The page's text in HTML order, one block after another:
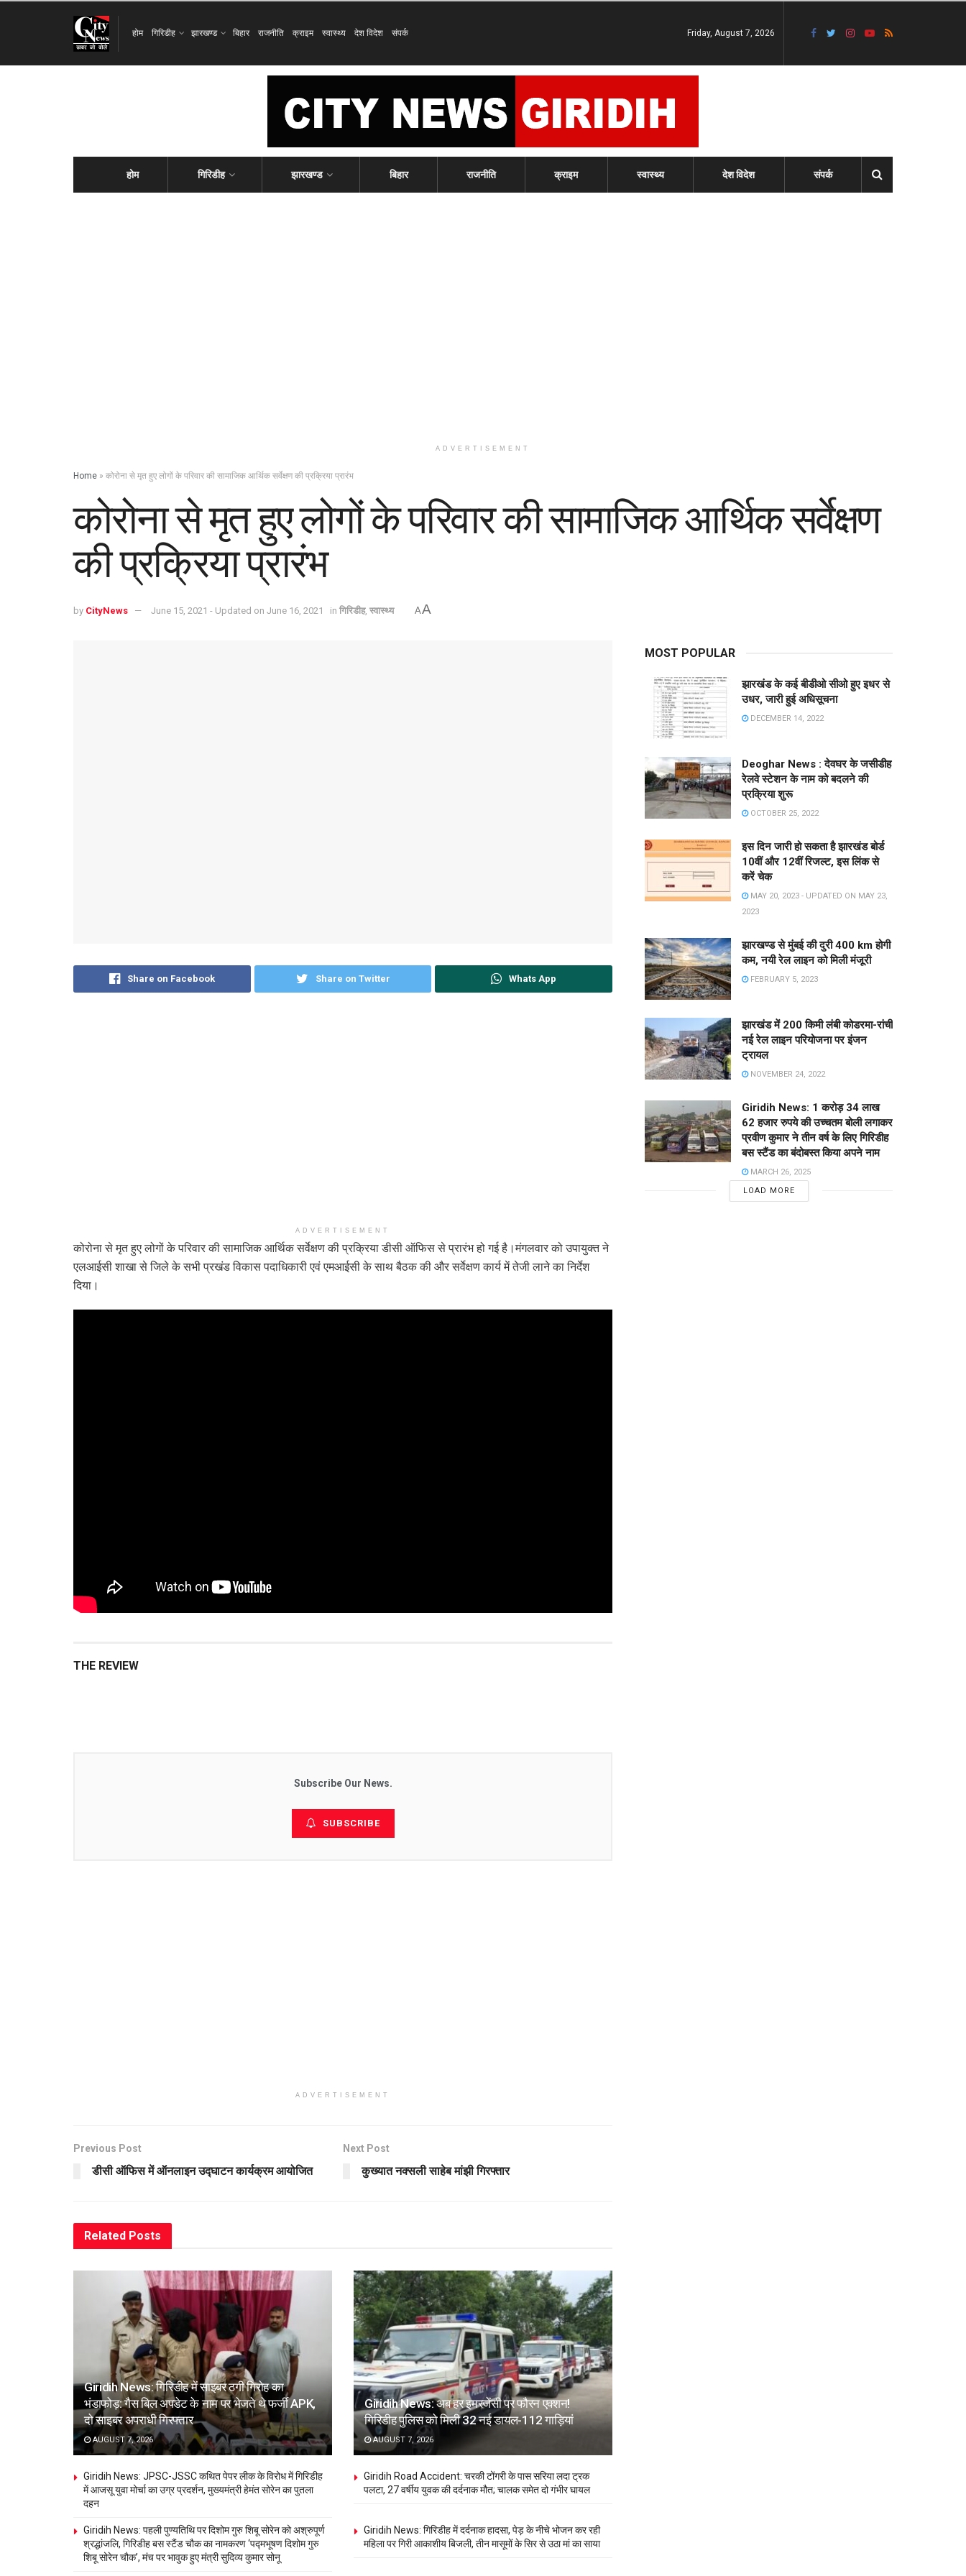
होम गिरिडीह झारखण्ड बिहार राजनीति क्राइम स्वास्थ्य देश विदेश संपर्क Friday, August 7, 2026
होम गिरिडीह झारखण्ड बिहार राजनीति क्राइम स्वास्थ्य देश विदेश संपर्क
ADVERTISEMENT
Home » कोरोना से मृत हुए लोगों के परिवार की सामाजिक आर्थिक सर्वेक्षण की प्रक्रिया प्रारंभ
कोरोना से मृत हुए लोगों के परिवार की सामाजिक आर्थिक सर्वेक्षण
की प्रक्रिया प्रारंभ
by CityNews June 15, 2021 - Updated on June 16, 2021 in गिरिडीह, स्वास्थ्य AA
Share on Facebook Share on Twitter Whats App
ADVERTISEMENT
कोरोना से मृत हुए लोगों के परिवार की सामाजिक आर्थिक सर्वेक्षण की प्रक्रिया डीसी ऑफिस से प्रारंभ हो गई है।मंगलवार को उपायुक्त ने
एलआईसी शाखा से जिले के सभी प्रखंड विकास पदाधिकारी एवं एमआईसी के साथ बैठक की और सर्वेक्षण कार्य में तेजी लाने का निर्देश
दिया।
THE REVIEW
Subscribe Our News.
SUBSCRIBE
ADVERTISEMENT
Previous Post
डीसी ऑफिस में ऑनलाइन उद्घाटन कार्यक्रम आयोजित
Next Post
कुख्यात नक्सली साहेब मांझी गिरफ्तार
Related Posts
Giridih News: गिरिडीह में साइबर ठगी गिरोह का
भंडाफोड़: गैस बिल अपडेट के नाम पर भेजते थे फर्जी APK,
दो साइबर अपराधी गिरफ्तार
AUGUST 7, 2026
Giridih News: अब हर इमरजेंसी पर फौरन एक्शन!
गिरिडीह पुलिस को मिली 32 नई डायल-112 गाड़ियां
AUGUST 7, 2026
Giridih News: JPSC-JSSC कथित पेपर लीक के विरोध में गिरिडीह
में आजसू युवा मोर्चा का उग्र प्रदर्शन, मुख्यमंत्री हेमंत सोरेन का पुतला
दहन
Giridih Road Accident: चरकी टोंगरी के पास सरिया लदा ट्रक
पलटा, 27 वर्षीय युवक की दर्दनाक मौत; चालक समेत दो गंभीर घायल
Giridih News: पहली पुण्यतिथि पर दिशोम गुरु शिबू सोरेन को अश्रुपूर्ण
श्रद्धांजलि, गिरिडीह बस स्टैंड चौक का नामकरण ‘पद्मभूषण दिशोम गुरु
शिबू सोरेन चौक’, मंच पर भावुक हुए मंत्री सुदिव्य कुमार सोनू
Giridih News: गिरिडीह में दर्दनाक हादसा, पेड़ के नीचे भोजन कर रही
महिला पर गिरी आकाशीय बिजली, तीन मासूमों के सिर से उठा मां का साया
MOST POPULAR
झारखंड के कई बीडीओ सीओ हुए इधर से
उधर, जारी हुई अधिसूचना
DECEMBER 14, 2022
Deoghar News : देवघर के जसीडीह
रेलवे स्टेशन के नाम को बदलने की
प्रक्रिया शुरू
OCTOBER 25, 2022
इस दिन जारी हो सकता है झारखंड बोर्ड
10वीं और 12वीं रिजल्ट, इस लिंक से
करें चेक
MAY 20, 2023 - UPDATED ON MAY 23,
2023
झारखण्ड से मुंबई की दुरी 400 km होगी
कम, नयी रेल लाइन को मिली मंजूरी
FEBRUARY 5, 2023
झारखंड में 200 किमी लंबी कोडरमा-रांची
नई रेल लाइन परियोजना पर इंजन
ट्रायल
NOVEMBER 24, 2022
Giridih News: 1 करोड़ 34 लाख
62 हजार रुपये की उच्चतम बोली लगाकर
प्रवीण कुमार ने तीन वर्ष के लिए गिरिडीह
बस स्टैंड का बंदोबस्त किया अपने नाम
MARCH 26, 2025
LOAD MORE